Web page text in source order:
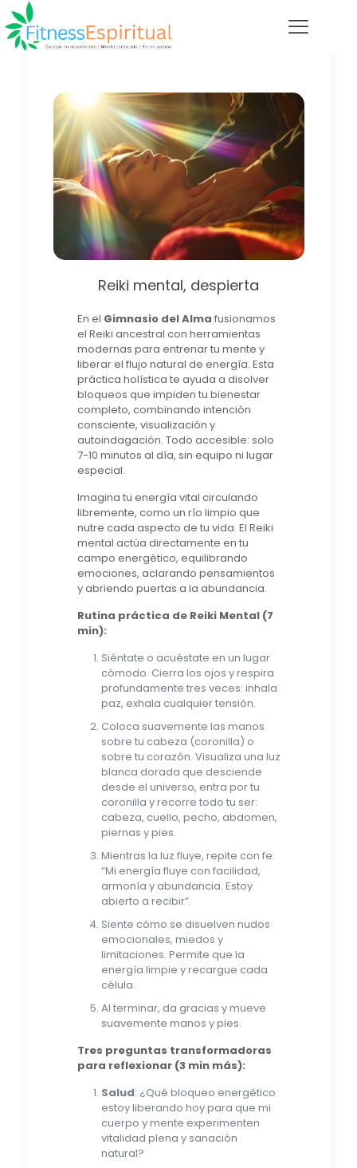
Reiki mental, despierta
En el Gimnasio del Alma fusionamos
el Reiki ancestral con herramientas
modernas para entrenar tu mente y
liberar el flujo natural de energía. Esta
práctica holística te ayuda a disolver
bloqueos que impiden tu bienestar
completo, combinando intención
consciente, visualización y
autoindagación. Todo accesible: solo
7-10 minutos al día, sin equipo ni lugar
especial.
Imagina tu energía vital circulando
libremente, como un río limpio que
nutre cada aspecto de tu vida. El Reiki
mental actúa directamente en tu
campo energético, equilibrando
emociones, aclarando pensamientos
y abriendo puertas a la abundancia.
Rutina práctica de Reiki Mental (7
min):
Siéntate o acuéstate en un lugar
cómodo. Cierra los ojos y respira
profundamente tres veces: inhala
paz, exhala cualquier tensión.
Coloca suavemente las manos
sobre tu cabeza (coronilla) o
sobre tu corazón. Visualiza una luz
blanca dorada que desciende
desde el universo, entra por tu
coronilla y recorre todo tu ser:
cabeza, cuello, pecho, abdomen,
piernas y pies.
Mientras la luz fluye, repite con fe:
“Mi energía fluye con facilidad,
armonía y abundancia. Estoy
abierto a recibir”.
Siente cómo se disuelven nudos
emocionales, miedos y
limitaciones. Permite que la
energía limpie y recargue cada
célula.
Al terminar, da gracias y mueve
suavemente manos y pies.
Tres preguntas transformadoras
para reflexionar (3 min más):
Salud: ¿Qué bloqueo energético
estoy liberando hoy para que mi
cuerpo y mente experimenten
vitalidad plena y sanación
natural?